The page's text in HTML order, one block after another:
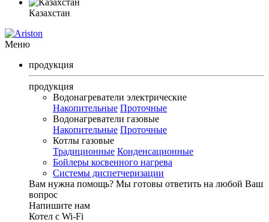
Казахстан
Меню
продукция
продукция
Водонагреватели электрические
Накопительные Проточные
Водонагреватели газовые
Накопительные Проточные
Котлы газовые
Традиционные Конденсационные
Бойлеры косвенного нагрева
Системы диспетчеризации
Вам нужна помощь? Мы готовы ответить на любой Ваш
вопрос
Напишите нам
Котел с Wi-Fi